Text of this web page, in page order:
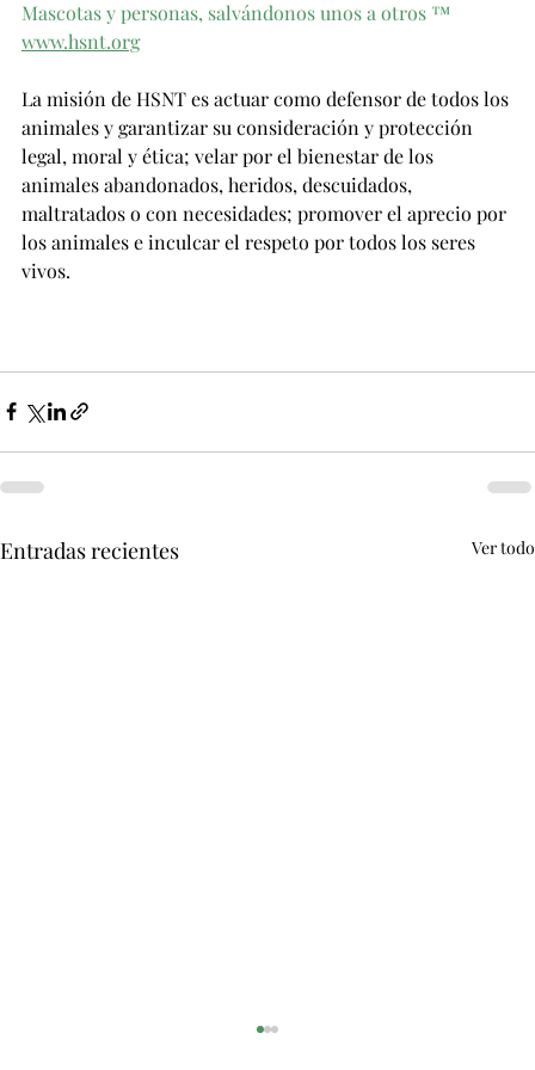
Mascotas y personas, salvándonos unos a otros ™
www.hsnt.org
La misión de HSNT es actuar como defensor de todos los
animales y garantizar su consideración y protección
legal, moral y ética; velar por el bienestar de los
animales abandonados, heridos, descuidados,
maltratados o con necesidades; promover el aprecio por
los animales e inculcar el respeto por todos los seres
vivos.
Entradas recientes Ver todo